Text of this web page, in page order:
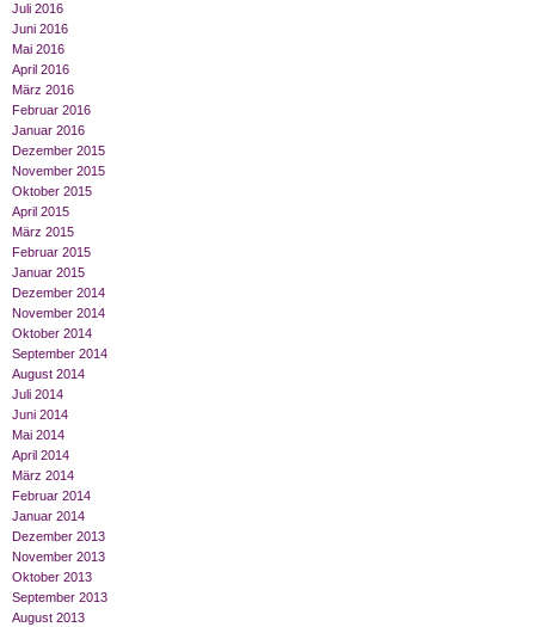
Juli 2016
Juni 2016
Mai 2016
April 2016
März 2016
Februar 2016
Januar 2016
Dezember 2015
November 2015
Oktober 2015
April 2015
März 2015
Februar 2015
Januar 2015
Dezember 2014
November 2014
Oktober 2014
September 2014
August 2014
Juli 2014
Juni 2014
Mai 2014
April 2014
März 2014
Februar 2014
Januar 2014
Dezember 2013
November 2013
Oktober 2013
September 2013
August 2013